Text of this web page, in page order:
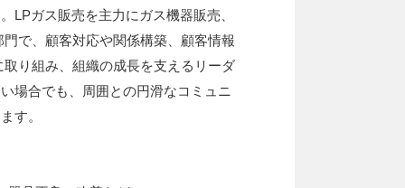
LPガス販売を主力にガス機器販売、
で、顧客対応や関係構築、顧客情報
り組み、組織の成長を支えるリーダ
場合でも、周囲との円滑なコミュニ
す。